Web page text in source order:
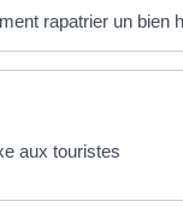
rapatrier un bien
aux touristes